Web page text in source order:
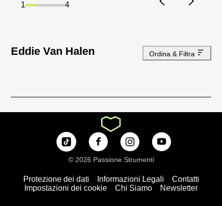
1 4
Eddie Van Halen Ordina & Filtra
Protezione dei dati Informazioni Legali
Contatti
Impostazioni dei cookie
Chi Siamo Newsletter
© 2026 Passione Strumenti